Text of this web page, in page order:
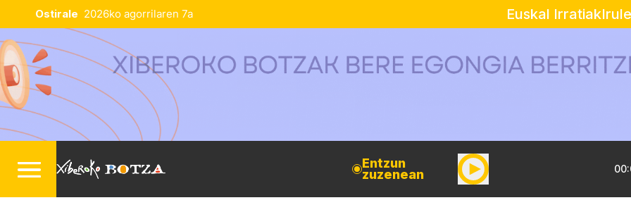
Ostirale 2026ko agorrilaren 7a Euskal Irratiak
Entzun
zuzenean